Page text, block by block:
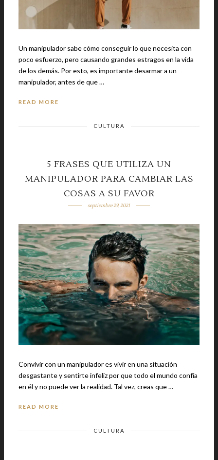
Un manipulador sabe cómo conseguir lo que necesita con
poco esfuerzo, pero causando grandes estragos en la vida
de los demás. Por esto, es importante desarmar a un
manipulador, antes de que …
READ MORE
CULTURA
5 FRASES QUE UTILIZA UN
MANIPULADOR PARA CAMBIAR LAS
COSAS A SU FAVOR
septiembre 29, 2021
Convivir con un manipulador es vivir en una situación
desgastante y sentirte infeliz por que todo el mundo confía
en él y no puede ver la realidad. Tal vez, creas que …
READ MORE
CULTURA